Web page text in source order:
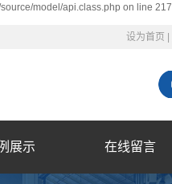
model/api.class.php on line 217
设为首页
展示 在线留言